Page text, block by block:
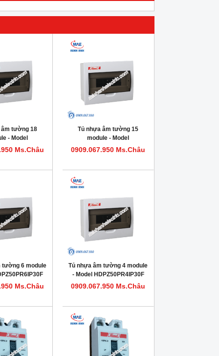
âm tường 18
- Model
Ms.Châu
Tủ nhựa âm tường 15
module - Model
HDPZ50PR15IP30F
0909.067.950 Ms.Châu
tường 6 module
Ms.Châu
Tủ nhựa âm tường 4 module
- Model HDPZ50PR4IP30F
0909.067.950 Ms.Châu